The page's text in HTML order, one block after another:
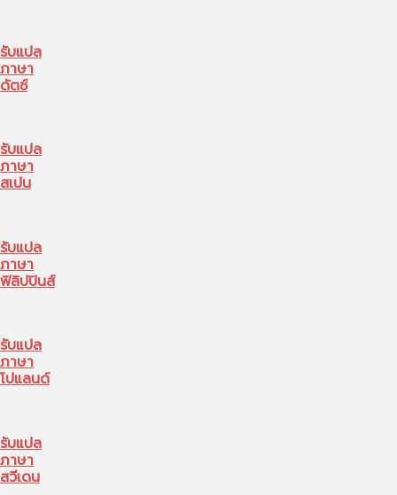
รับแปล
ภาษา
ดัตซ์
รับแปล
ภาษา
สเปน
รับแปล
ภาษา
ฟิลิปปินส์
รับแปล
ภาษา
โปแลนด์
รับแปล
ภาษา
สวีเดน